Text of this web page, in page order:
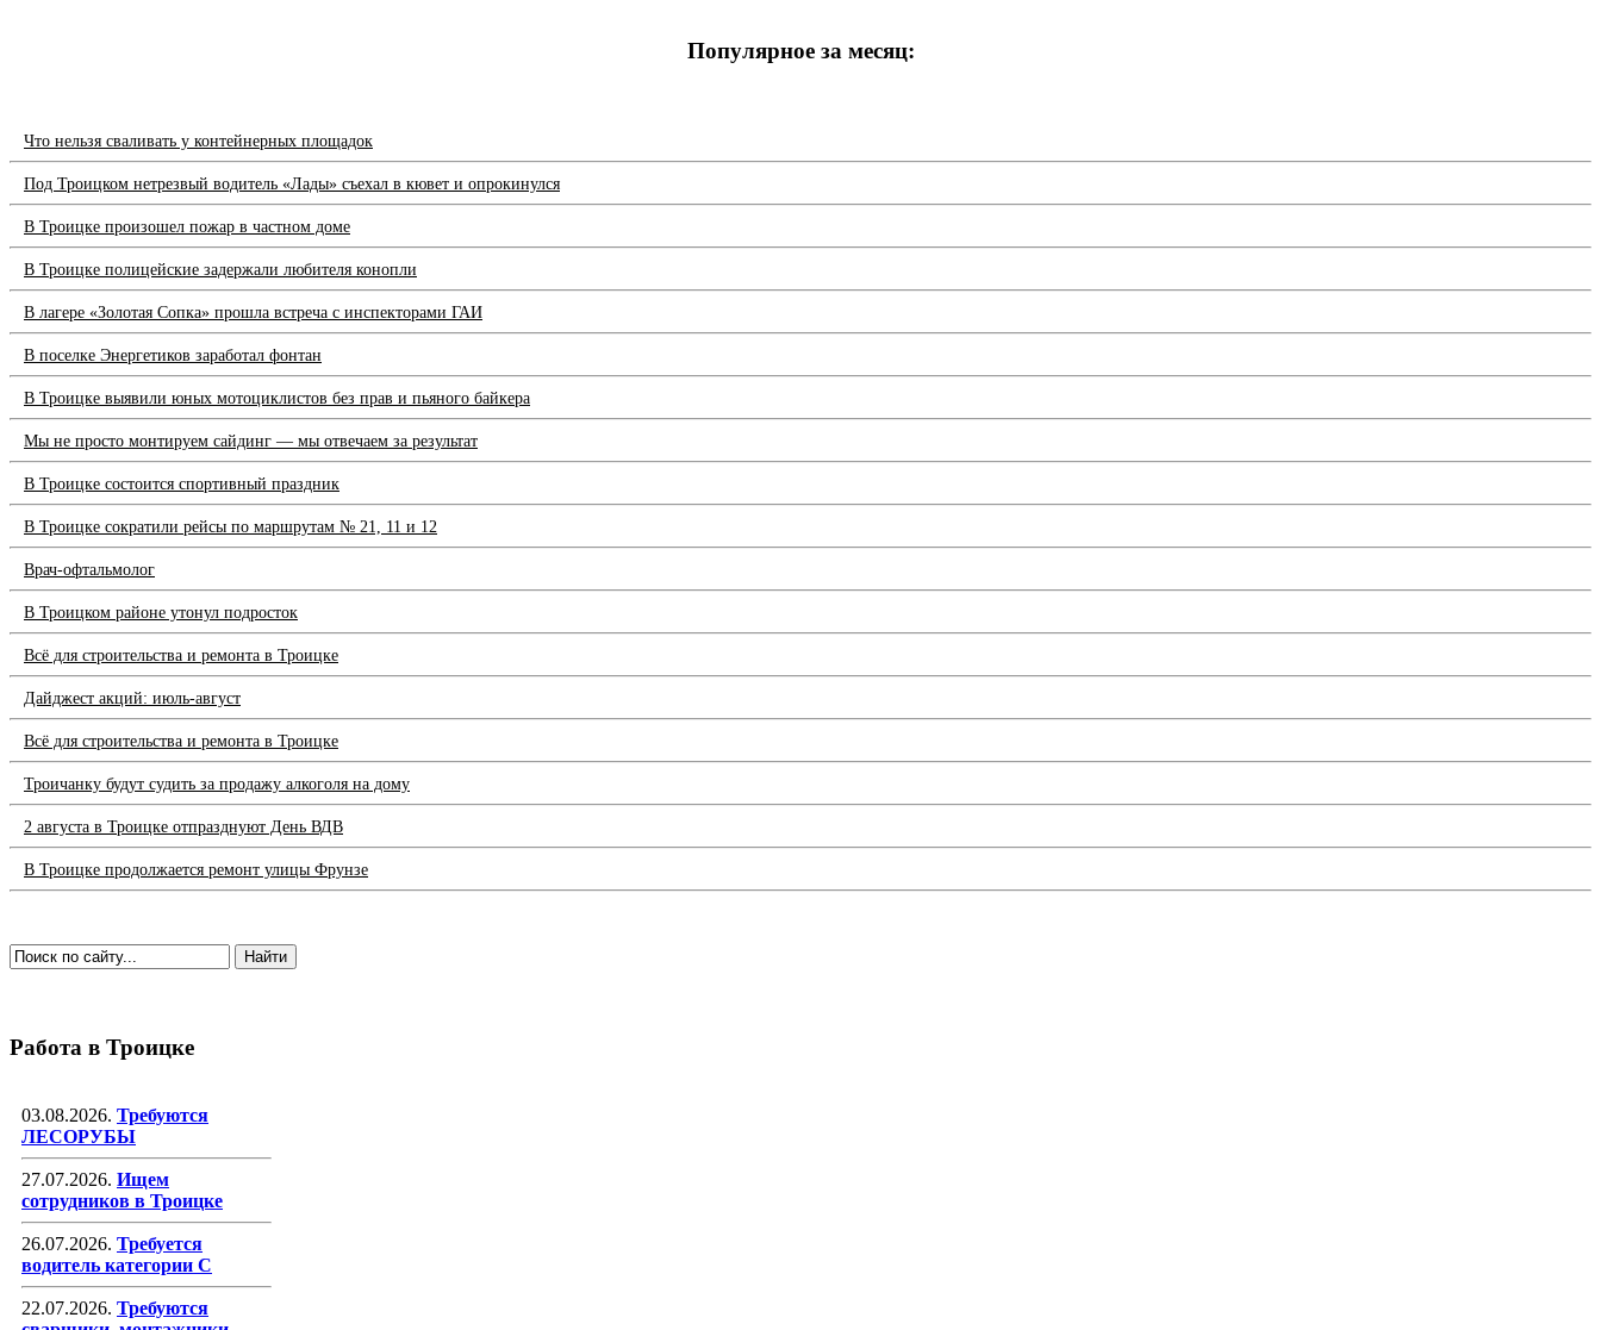
Популярное за месяц:
Что нельзя сваливать у контейнерных площадок
Под Троицком нетрезвый водитель «Лады» съехал в кювет и опрокинулся
В Троицке произошел пожар в частном доме
В Троицке полицейские задержали любителя конопли
В лагере «Золотая Сопка» прошла встреча с инспекторами ГАИ
В поселке Энергетиков заработал фонтан
В Троицке выявили юных мотоциклистов без прав и пьяного байкера
Мы не просто монтируем сайдинг — мы отвечаем за результат
В Троицке состоится спортивный праздник
В Троицке сократили рейсы по маршрутам № 21, 11 и 12
Врач-офтальмолог
В Троицком районе утонул подросток
Всё для строительства и ремонта в Троицке
Дайджест акций: июль-август
Всё для строительства и ремонта в Троицке
Троичанку будут судить за продажу алкоголя на дому
2 августа в Троицке отпразднуют День ВДВ
В Троицке продолжается ремонт улицы Фрунзе
Работа в Троицке
03.08.2026. Требуются
ЛЕСОРУБЫ
27.07.2026. Ищем
сотрудников в Троицке
26.07.2026. Требуется
водитель категории С
22.07.2026. Требуются